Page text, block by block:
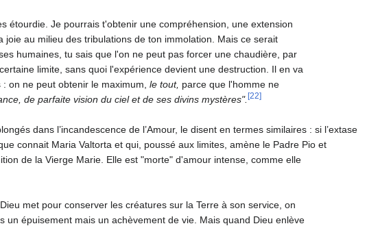
étourdie. Je pourrais t'obtenir une compréhension, une extension
au milieu des tribulations de ton immolation. Mais ce serait
humaines, tu sais que l'on ne peut pas forcer une chaudière, par
limite, sans quoi l'expérience devient une destruction. Il en va
on ne peut obtenir le maximum, le tout, parce que l'homme ne
de parfaite vision du ciel et de ses divins mystères". [22]
dans l’incandescence de l’Amour, le disent en termes similaires : si l’extase
connait Maria Valtorta et qui, poussé aux limites, amène le Padre Pio et
de la Vierge Marie. Elle est "morte" d'amour intense, comme elle
met pour conserver les créatures sur la Terre à son service, on
épuisement mais un achèvement de vie. Mais quand Dieu enlève